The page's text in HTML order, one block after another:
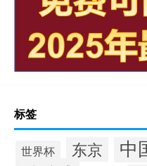
标签
世界杯 东京 中